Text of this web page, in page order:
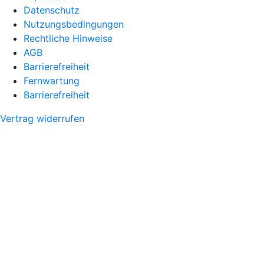
Datenschutz
Nutzungsbedingungen
Rechtliche Hinweise
AGB
Barrierefreiheit
Fernwartung
Barrierefreiheit
Vertrag widerrufen